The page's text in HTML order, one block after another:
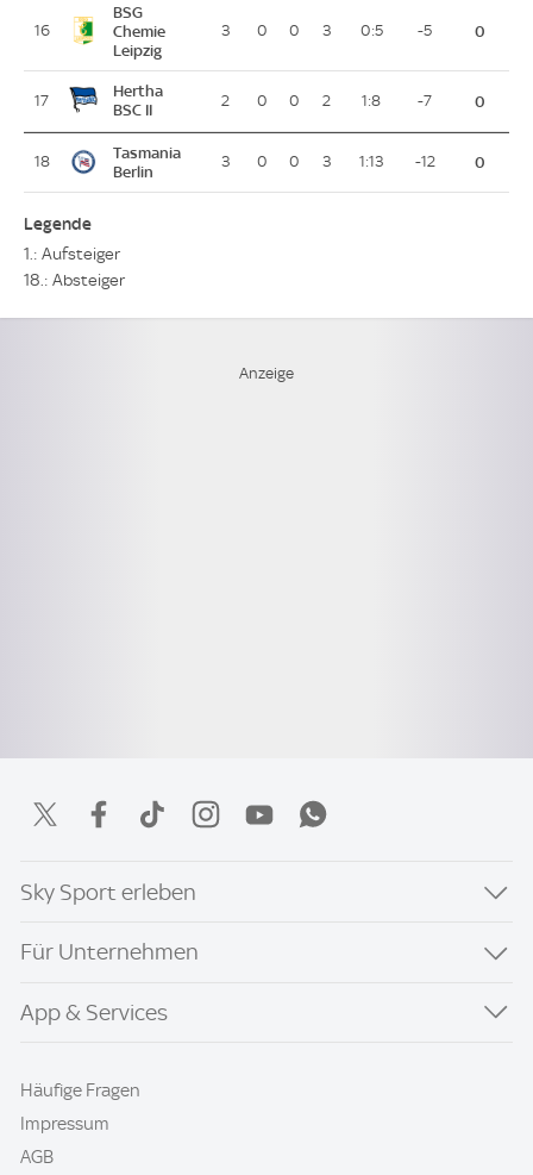
16
BSG
Chemie
Leipzig
3 0 0 3 0:5 -5 0
17
Hertha
BSC II
2 0 0 2 1:8 -7 0
18
Tasmania
Berlin
3 0 0 3 1:13 -12 0
Legende
1.: Aufsteiger
18.: Absteiger
Sky Sport erleben
Für Unternehmen
App & Services
Häufige Fragen
Impressum
AGB